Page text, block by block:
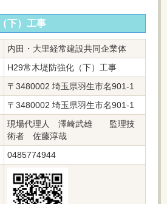
下）工事
内田・大里経常建設共同企業体
H29常木堤防強化（下）工事
〒3480002 埼玉県羽生市名901-1
〒3480002 埼玉県羽生市名901-1
現場代理人 澤崎武雄 監理技
術者 佐藤淳哉
0485774944